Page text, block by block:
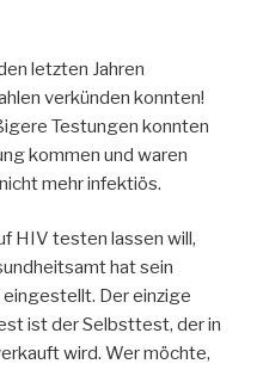
letzten Jahren
verkünden konnten!
Testungen konnten
kommen und waren
mehr infektiös.
HIV testen lassen will,
hat sein
Der einzige
ist der Selbsttest, der in
wird. Wer möchte,